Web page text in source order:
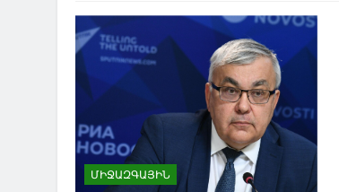
ՄԻՋԱԶԳԱՅԻՆ
NEWS ԱԲԱՍԹՈՒՄԱՆ
ԱԴԻԳԵՆ